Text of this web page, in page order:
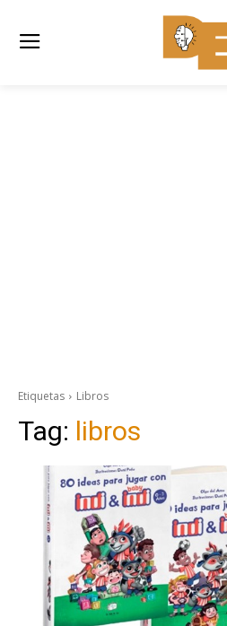
Etiquetas Libros
Tag: libros